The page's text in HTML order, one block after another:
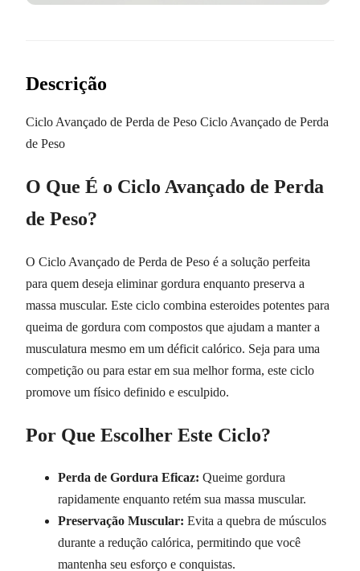
Descrição
Ciclo Avançado de Perda de Peso Ciclo Avançado de Perda
de Peso
O Que É o Ciclo Avançado de Perda
de Peso?
O Ciclo Avançado de Perda de Peso é a solução perfeita
para quem deseja eliminar gordura enquanto preserva a
massa muscular. Este ciclo combina esteroides potentes para
queima de gordura com compostos que ajudam a manter a
musculatura mesmo em um déficit calórico. Seja para uma
competição ou para estar em sua melhor forma, este ciclo
promove um físico definido e esculpido.
Por Que Escolher Este Ciclo?
Perda de Gordura Eficaz: Queime gordura
rapidamente enquanto retém sua massa muscular.
Preservação Muscular: Evita a quebra de músculos
durante a redução calórica, permitindo que você
mantenha seu esforço e conquistas.